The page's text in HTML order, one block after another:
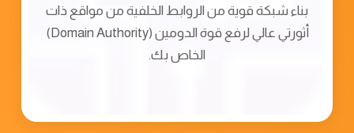
بناء شبكة قوية من الروابط الخلفية من مواقع ذات
أثورتي عالي لرفع قوة الدومين (Domain Authority)
الخاص بك.